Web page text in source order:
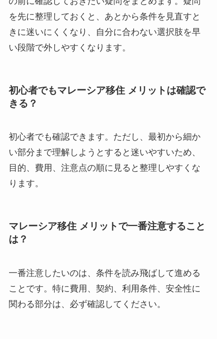
を先に整理しておくと、あとから条件を見直すと
きに迷いにくくなり、自分に合わない選択肢を早
い段階で外しやすくなります。
初心者でもマレーシア移住 メリットは確認で
きる？
初心者でも確認できます。ただし、最初から細か
い部分まで理解しようとすると迷いやすいため、
目的、費用、注意点の順に見ると整理しやすくな
ります。
マレーシア移住 メリットで一番注意すること
は？
一番注意したいのは、条件を読み飛ばして進める
ことです。特に費用、契約、利用条件、安全性に
関わる部分は、必ず確認してください。